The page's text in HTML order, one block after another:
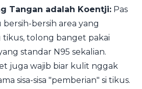
Tangan adalah Koentji: Pas
bersih-bersih area yang
tikus, tolong banget pakai
standar N95 sekalian.
juga wajib biar kulit nggak
sisa-sisa "pemberian" si tikus.